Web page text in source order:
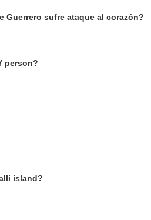
Guerrero sufre ataque al corazón?
person?
island?